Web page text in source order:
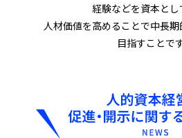
経験などを資本とし
人材価値を高めることで中長
目指すことです